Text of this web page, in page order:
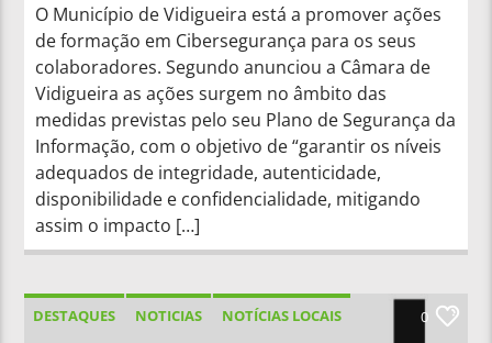
O Município de Vidigueira está a promover ações
de formação em Cibersegurança para os seus
colaboradores. Segundo anunciou a Câmara de
Vidigueira as ações surgem no âmbito das
medidas previstas pelo seu Plano de Segurança da
Informação, com o objetivo de “garantir os níveis
adequados de integridade, autenticidade,
disponibilidade e confidencialidade, mitigando
assim o impacto […]
DESTAQUES NOTICIAS NOTÍCIAS LOCAIS 0